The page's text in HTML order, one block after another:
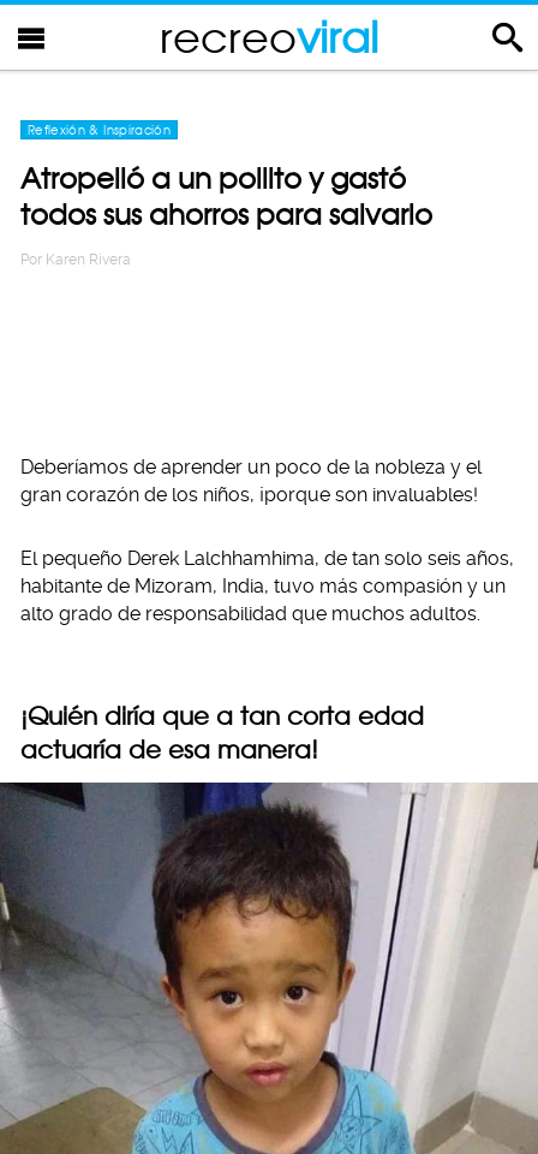
recreoviral
Reflexión & Inspiración
Atropelló a un pollito y gastó
todos sus ahorros para salvarlo
Por Karen Rivera
Deberíamos de aprender un poco de la nobleza y el
gran corazón de los niños, ¡porque son invaluables!
El pequeño Derek Lalchhamhima, de tan solo seis años,
habitante de Mizoram, India, tuvo más compasión y un
alto grado de responsabilidad que muchos adultos.
¡Quién diría que a tan corta edad
actuaría de esa manera!